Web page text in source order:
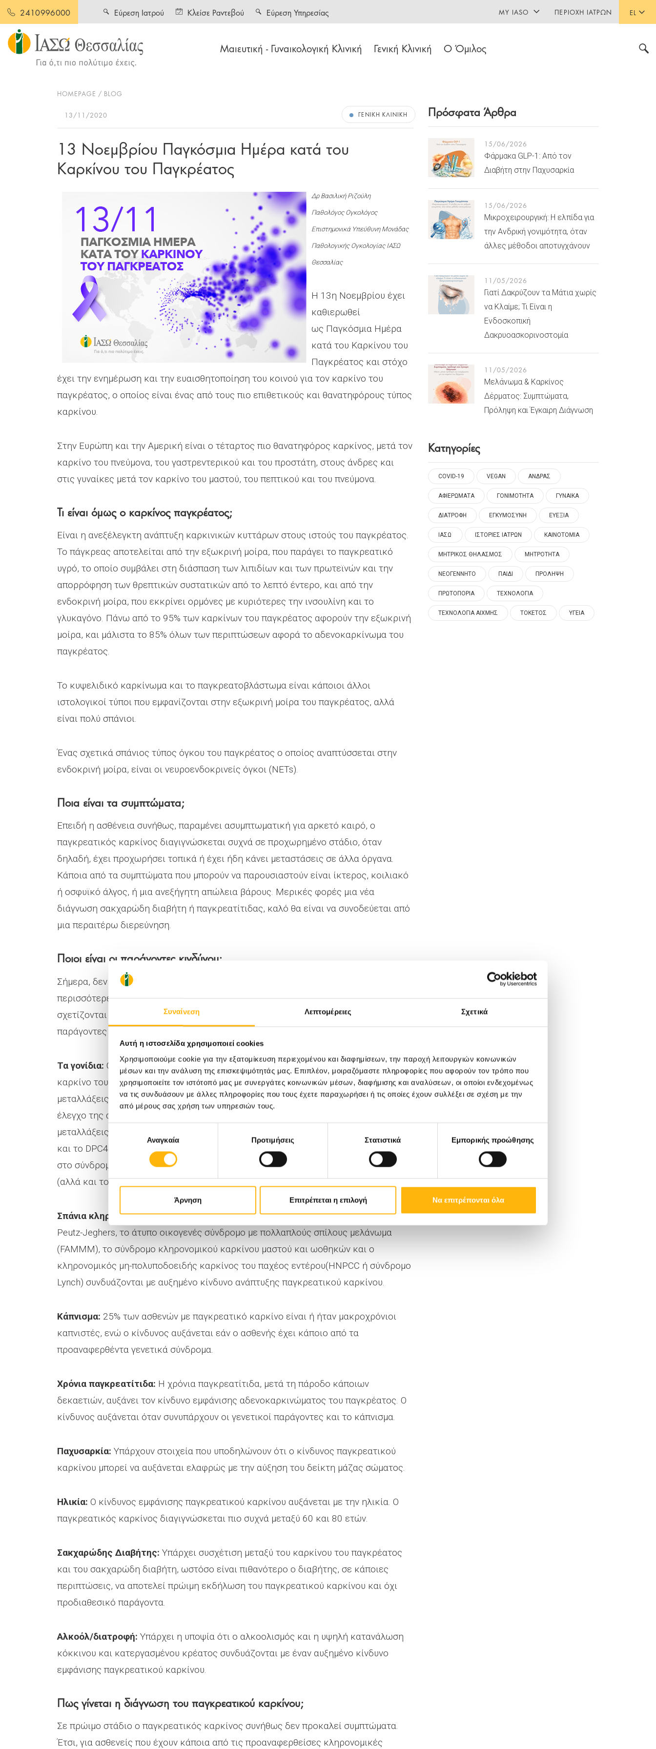
Συναίνεση Λεπτομέρειες Σχετικά
Αυτή η ιστοσελίδα χρησιμοποιεί cookies
Χρησιμοποιούμε cookie για την εξατομίκευση περιεχομένου και διαφημίσεων, την παροχή λειτουργιών κοινωνικών
μέσων και την ανάλυση της επισκεψιμότητάς μας. Επιπλέον, μοιραζόμαστε πληροφορίες που αφορούν τον τρόπο που
χρησιμοποιείτε τον ιστότοπό μας με συνεργάτες κοινωνικών μέσων, διαφήμισης και αναλύσεων, οι οποίοι ενδεχομένως
να τις συνδυάσουν με άλλες πληροφορίες που τους έχετε παραχωρήσει ή τις οποίες έχουν συλλέξει σε σχέση με την
από μέρους σας χρήση των υπηρεσιών τους.
συγκατάθεσηςΑναγκαία Προτιμήσεις Στατιστικά Εμπορικής προώθησης
Άρνηση Επιτρέπεται η επιλογή Να επιτρέπονται όλα
2410996000 EL
Μαιευτική - Γυναικολογική Κλινική Γενική Κλινική Ο Όμιλος
Εύρεση Ιατρού Κλείσε Ραντεβού Εύρεση Υπηρεσίας MY IASO ΠΕΡΙΟΧΉ ΙΑΤΡΏΝ
HOMEPAGE BLOG
13/11/2020 ΓΕΝΙΚΉ ΚΛΙΝΙΚΉ
13 Νοεμβρίου Παγκόσμια Ημέρα κατά του
Καρκίνου του Παγκρέατος
Δρ Βασιλική Ριζούλη
Παθολόγος Ογκολόγος
Επιστημονικά Υπεύθυνη Μονάδας
Παθολογικής Ογκολογίας ΙΑΣΩ
Θεσσαλίας
Η 13η Νοεμβρίου έχει
καθιερωθεί
ως Παγκόσμια Ημέρα
κατά του Καρκίνου του
Παγκρέατος και στόχο
έχει την ενημέρωση και την ευαισθητοποίηση του κοινού για τον καρκίνο του
παγκρέατος, ο οποίος είναι ένας από τους πιο επιθετικούς και θανατηφόρους τύπος
καρκίνου.
Στην Ευρώπη και την Αμερική είναι ο τέταρτος πιο θανατηφόρος καρκίνος, μετά τον
καρκίνο του πνεύμονα, του γαστρεντερικού και του προστάτη, στους άνδρες και
στις γυναίκες μετά τον καρκίνο του μαστού, του πεπτικού και του πνεύμονα.
Τι είναι όμως ο καρκίνος παγκρέατος;
Είναι η ανεξέλεγκτη ανάπτυξη καρκινικών κυττάρων στους ιστούς του παγκρέατος.
Το πάγκρεας αποτελείται από την εξωκρινή μοίρα, που παράγει το παγκρεατικό
υγρό, το οποίο συμβάλει στη διάσπαση των λιπιδίων και των πρωτεϊνών και την
απορρόφηση των θρεπτικών συστατικών από το λεπτό έντερο, και από την
ενδοκρινή μοίρα, που εκκρίνει ορμόνες με κυριότερες την ινσουλίνη και το
γλυκαγόνο. Πάνω από το 95% των καρκίνων του παγκρέατος αφορούν την εξωκρινή
μοίρα, και μάλιστα το 85% όλων των περιπτώσεων αφορά το αδενοκαρκίνωμα του
παγκρέατος.
Το κυψελιδικό καρκίνωμα και το παγκρεατοβλάστωμα είναι κάποιοι άλλοι
ιστολογικοί τύποι που εμφανίζονται στην εξωκρινή μοίρα του παγκρέατος, αλλά
είναι πολύ σπάνιοι.
Ένας σχετικά σπάνιος τύπος όγκου του παγκρέατος ο οποίος αναπτύσσεται στην
ενδοκρινή μοίρα, είναι οι νευροενδοκρινείς όγκοι (NETs).
Ποια είναι τα συμπτώματα;
Επειδή η ασθένεια συνήθως, παραμένει ασυμπτωματική για αρκετό καιρό, ο
παγκρεατικός καρκίνος διαγιγνώσκεται συχνά σε προχωρημένο στάδιο, όταν
δηλαδή, έχει προχωρήσει τοπικά ή έχει ήδη κάνει μεταστάσεις σε άλλα όργανα.
Κάποια από τα συμπτώματα που μπορούν να παρουσιαστούν είναι ίκτερος, κοιλιακό
ή οσφυϊκό άλγος, ή μια ανεξήγητη απώλεια βάρους. Μερικές φορές μια νέα
διάγνωση σακχαρώδη διαβήτη ή παγκρεατίτιδας, καλό θα είναι να συνοδεύεται από
μια περαιτέρω διερεύνηση.
Ποιοι είναι οι παράγοντες κινδύνου;
Σήμερα, δεν είναι ξεκάθαρο γιατί αναπτύσσεται ο παγκρεατικός καρκίνος. Οι
περισσότερες περιπτώσεις καρκίνου του παγκρέατος θεωρούνται ότι δεν
σχετίζονται με κάποιο παράγοντα κινδύνου. Έχουν αναγνωριστεί όμως κάποιοι
παράγοντες που αυξάνουν τον κίνδυνο εμφάνισης καρκίνου, όπως:
Τα γονίδια: Ορισμένες γονιδιακές μεταλλάξεις είναι γνωστό ότι σχετίζονται με
καρκίνο του παγκρέατος. Οι περισσότεροι παγκρεατικοί καρκίνοι παρουσιάζουν
μεταλλάξεις στα γονίδια KRAS (80%), p53 (50%) και p16, που σχετίζονται με τον
έλεγχο της ανάπτυξης του όγκου. Άλλα γονίδια που εμφανίζουν μεταβολές ή
μεταλλάξεις που σχετίζονται με τον καρκίνο του παγκρέατος είναι το CDKN2 (90%)
και το DPC4/Smad4 (50%). Ένα γνωστό γονίδιο οι μεταλλάξεις του οποίου οδηγούν
στο σύνδρομο του κληρονομικού καρκίνου μαστού και ωοθηκών είναι το BRCA 2
(αλλά και το BRCA 1) που επίσης συμμετέχει σε κάποιους παγκρεατικούς καρκίνους.
Σπάνια κληρονομικά σύνδρομα, όπως:η κληρονομική παγκρεατίτιδα, το σύνδρομο
Peutz-Jeghers, το άτυπο οικογενές σύνδρομο με πολλαπλούς σπίλους μελάνωμα
(FAMMM), το σύνδρομο κληρονομικού καρκίνου μαστού και ωοθηκών και ο
κληρονομικός μη-πολυποδοειδής καρκίνος του παχέος εντέρου(HNPCC ή σύνδρομο
Lynch) συνδυάζονται με αυξημένο κίνδυνο ανάπτυξης παγκρεατικού καρκίνου.
Κάπνισμα: 25% των ασθενών με παγκρεατικό καρκίνο είναι ή ήταν μακροχρόνιοι
καπνιστές, ενώ ο κίνδυνος αυξάνεται εάν ο ασθενής έχει κάποιο από τα
προαναφερθέντα γενετικά σύνδρομα.
Χρόνια παγκρεατίτιδα: Η χρόνια παγκρεατίτιδα, μετά τη πάροδο κάποιων
δεκαετιών, αυξάνει τον κίνδυνο εμφάνισης αδενοκαρκινώματος του παγκρέατος. Ο
κίνδυνος αυξάνεται όταν συνυπάρχουν οι γενετικοί παράγοντες και το κάπνισμα.
Παχυσαρκία: Υπάρχουν στοιχεία που υποδηλώνουν ότι ο κίνδυνος παγκρεατικού
καρκίνου μπορεί να αυξάνεται ελαφρώς με την αύξηση του δείκτη μάζας σώματος.
Ηλικία: Ο κίνδυνος εμφάνισης παγκρεατικού καρκίνου αυξάνεται με την ηλικία. Ο
παγκρεατικός καρκίνος διαγιγνώσκεται πιο συχνά μεταξύ 60 και 80 ετών.
Σακχαρώδης Διαβήτης: Υπάρχει συσχέτιση μεταξύ του καρκίνου του παγκρέατος
και του σακχαρώδη διαβήτη, ωστόσο είναι πιθανότερο ο διαβήτης, σε κάποιες
περιπτώσεις, να αποτελεί πρώιμη εκδήλωση του παγκρεατικού καρκίνου και όχι
προδιαθεσικό παράγοντα.
Αλκοόλ/διατροφή: Υπάρχει η υποψία ότι ο αλκοολισμός και η υψηλή κατανάλωση
κόκκινου και κατεργασμένου κρέατος συνδυάζονται με έναν αυξημένο κίνδυνο
εμφάνισης παγκρεατικού καρκίνου.
Πως γίνεται η διάγνωση του παγκρεατικού καρκίνου;
Σε πρώιμο στάδιο ο παγκρεατικός καρκίνος συνήθως δεν προκαλεί συμπτώματα.
Έτσι, για ασθενείς που έχουν κάποια από τις προαναφερθείσες κληρονομικές
Πρόσφατα Άρθρα
15/06/2026
Φάρμακα GLP-1: Από τον
Διαβήτη στην Παχυσαρκία
15/06/2026
Μικροχειρουργική: Η ελπίδα για
την Ανδρική γονιμότητα, όταν
άλλες μέθοδοι αποτυγχάνουν
11/05/2026
Γιατί Δακρύζουν τα Μάτια χωρίς
να Κλαίμε; Τι Είναι η
Ενδοσκοπική
Δακρυοασκορινοστομία
11/05/2026
Μελάνωμα & Καρκίνος
Δέρματος: Συμπτώματα,
Πρόληψη και Έγκαιρη Διάγνωση
Κατηγορίες
COVID-19 VEGAN ΑΝΔΡΑΣ
ΑΦΙΕΡΩΜΑΤΑ ΓΟΝΙΜΟΤΗΤΑ ΓΥΝΑΙΚΑ
ΔΙΑΤΡΟΦΗ ΕΓΚΥΜΟΣΥΝΗ ΕΥΕΞΙΑ
ΙΑΣΩ ΙΣΤΟΡΙΕΣ ΙΑΤΡΩΝ ΚΑΙΝΟΤΟΜΙΑ
ΜΗΤΡΙΚΟΣ ΘΗΛΑΣΜΟΣ ΜΗΤΡΟΤΗΤΑ
ΝΕΟΓΕΝΝΗΤΟ ΠΑΙΔΙ ΠΡΟΛΗΨΗ
ΠΡΩΤΟΠΟΡΙΑ ΤΕΧΝΟΛΟΓΙΑ
ΤΕΧΝΟΛΟΓΙΑ ΑΙΧΜΗΣ ΤΟΚΕΤΟΣ ΥΓΕΙΑ